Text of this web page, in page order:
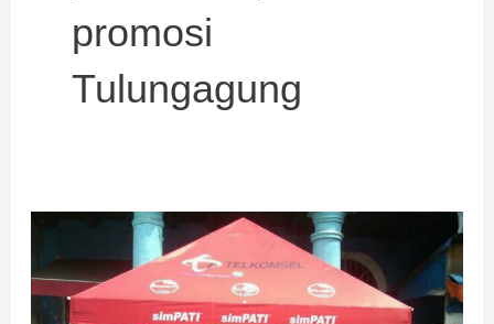
promosi
Tulungagung
TERMURAH
TENDA
PIRAMID